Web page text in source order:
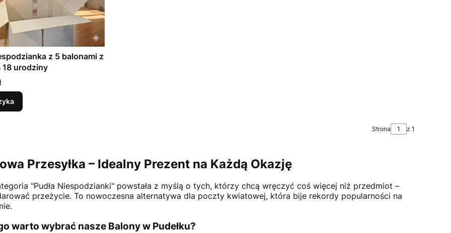
z 5 balonami z
18 urodziny
Strona z 1
Przesyłka – Idealny Prezent na Każdą Okazję
"Pudła Niespodzianki" powstała z myślą o tych, którzy chcą wręczyć coś więcej niż przedmiot –
przeżycie. To nowoczesna alternatywa dla poczty kwiatowej, która bije rekordy popularności na
warto wybrać nasze Balony w Pudełku?